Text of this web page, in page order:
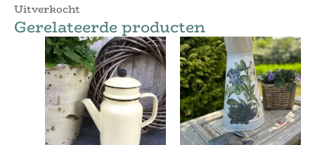
Uitverkocht
Gerelateerde producten